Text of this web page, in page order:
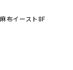
布イースト8F